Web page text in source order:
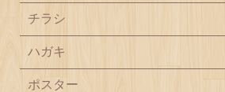
チラシ
ハガキ
ポスター